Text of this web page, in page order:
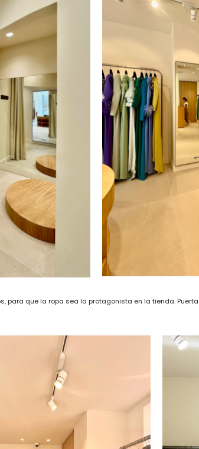
para que la ropa sea la protagonista en la tienda.